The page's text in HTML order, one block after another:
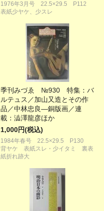
1976年3月号 22.5×29.5 P112
表紙少ヤケ、少スレ
季刊みづゑ №930 特集：バ
ルテュス／加山又造とその作
品／中林忠良―銅版画／連
載：澁澤龍彦ほか
1,000円(税込)
1984年春号 22.5×29.5 P130
背ヤケ 表紙スレ・少イタミ 裏表
紙折れ跡大